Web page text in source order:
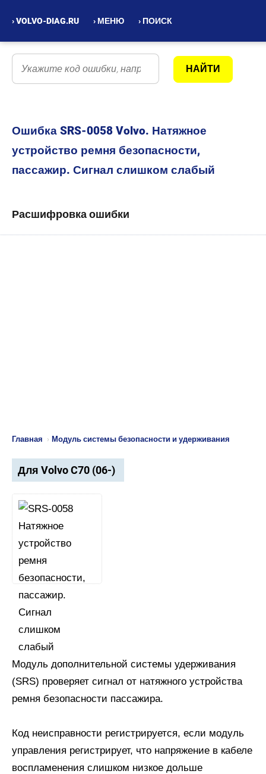
› VOLVO-DIAG.RU › МЕНЮ › ПОИСК
Ошибка SRS-0058 Volvo. Натяжное
устройство ремня безопасности,
пассажир. Сигнал слишком слабый
Расшифровка ошибки
Главная › Модуль системы безопасности и удерживания
Для Volvo C70 (06-)
Модуль дополнительной системы удерживания
(SRS) проверяет сигнал от натяжного устройства
ремня безопасности пассажира.
Код неисправности регистрируется, если модуль
управления регистрирует, что напряжение в кабеле
воспламенения слишком низкое дольше